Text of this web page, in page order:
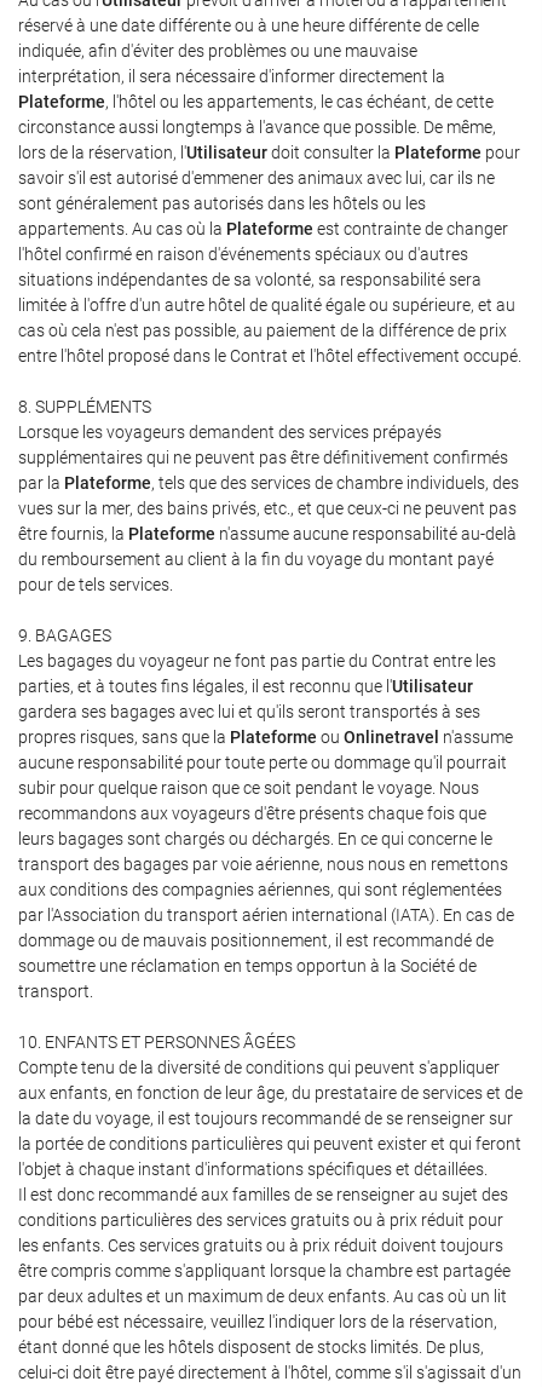
réservé à une date différente ou à une heure différente de celle
indiquée, afin d'éviter des problèmes ou une mauvaise
interprétation, il sera nécessaire d'informer directement la
Plateforme, l'hôtel ou les appartements, le cas échéant, de cette
circonstance aussi longtemps à l'avance que possible. De même,
lors de la réservation, l'Utilisateurdoit consulter la Plateforme pour
savoir s'il est autorisé d'emmener des animaux avec lui, car ils ne
sont généralement pas autorisés dans les hôtels ou les
appartements. Au cas où la Plateforme est contrainte de changer
l'hôtel confirmé en raison d'événements spéciaux ou d'autres
situations indépendantes de sa volonté, sa responsabilité sera
limitée à l'offre d'un autre hôtel de qualité égale ou supérieure, et au
cas où cela n'est pas possible, au paiement de la différence de prix
entre l'hôtel proposé dans le Contrat et l'hôtel effectivement occupé.
8. SUPPLÉMENTS
Lorsque les voyageurs demandent des services prépayés
supplémentaires qui ne peuvent pas être définitivement confirmés
par la Plateforme, tels que des services de chambre individuels, des
vues sur la mer, des bains privés, etc., et que ceux-ci ne peuvent pas
être fournis, la Plateforme n'assume aucune responsabilité au-delà
du remboursement au client à la fin du voyage du montant payé
pour de tels services.
9. BAGAGES
Les bagages du voyageur ne font pas partie du Contrat entre les
parties, et à toutes fins légales, il est reconnu que l'Utilisateur
gardera ses bagages avec lui et qu'ils seront transportés à ses
propres risques, sans que la Plateforme ou Onlinetravel n'assume
aucune responsabilité pour toute perte ou dommage qu'il pourrait
subir pour quelque raison que ce soit pendant le voyage. Nous
recommandons aux voyageurs d'être présents chaque fois que
leurs bagages sont chargés ou déchargés. En ce qui concerne le
transport des bagages par voie aérienne, nous nous en remettons
aux conditions des compagnies aériennes, qui sont réglementées
par l'Association du transport aérien international (IATA). En cas de
dommage ou de mauvais positionnement, il est recommandé de
soumettre une réclamation en temps opportun à la Société de
transport.
10. ENFANTS ET PERSONNES ÂGÉES
Compte tenu de la diversité de conditions qui peuvent s'appliquer
aux enfants, en fonction de leur âge, du prestataire de services et de
la date du voyage, il est toujours recommandé de se renseigner sur
la portée de conditions particulières qui peuvent exister et qui feront
l'objet à chaque instant d'informations spécifiques et détaillées.
Il est donc recommandé aux familles de se renseigner au sujet des
conditions particulières des services gratuits ou à prix réduit pour
les enfants. Ces services gratuits ou à prix réduit doivent toujours
être compris comme s'appliquant lorsque la chambre est partagée
par deux adultes et un maximum de deux enfants. Au cas où un lit
pour bébé est nécessaire, veuillez l'indiquer lors de la réservation,
étant donné que les hôtels disposent de stocks limités. De plus,
celui-ci doit être payé directement à l'hôtel, comme s'il s'agissait d'un